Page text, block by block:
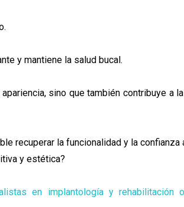
y mantiene la salud bucal.
sino que también contribuye a
recuperar la funcionalidad y la confianza
y estética?
en implantología y rehabilitación